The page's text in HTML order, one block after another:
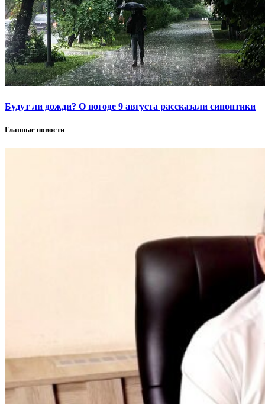
Будут ли дожди? О погоде 9 августа рассказали синоптики
Главные новости